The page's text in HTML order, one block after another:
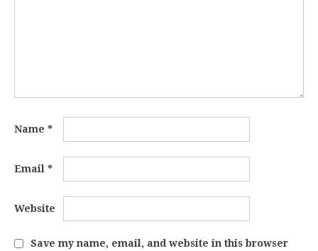
Name *
Email *
Website
Save my name, email, and website in this browser